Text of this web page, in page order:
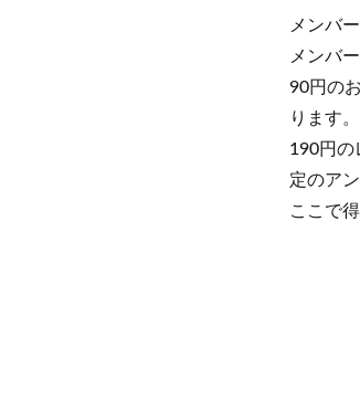
メンバ
メンバ
90円の
ります。
190円の
定のア
ここで